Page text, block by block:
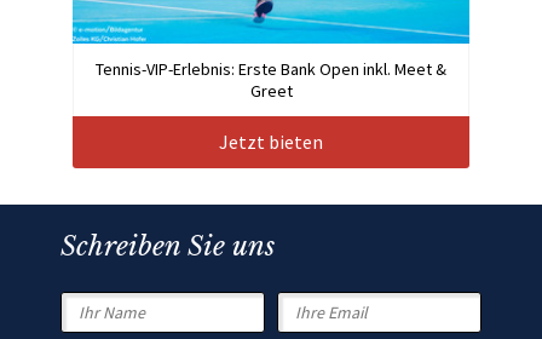
Tennis-VIP-Erlebnis: Erste Bank Open inkl. Meet &
Greet
Jetzt bieten
Schreiben Sie uns